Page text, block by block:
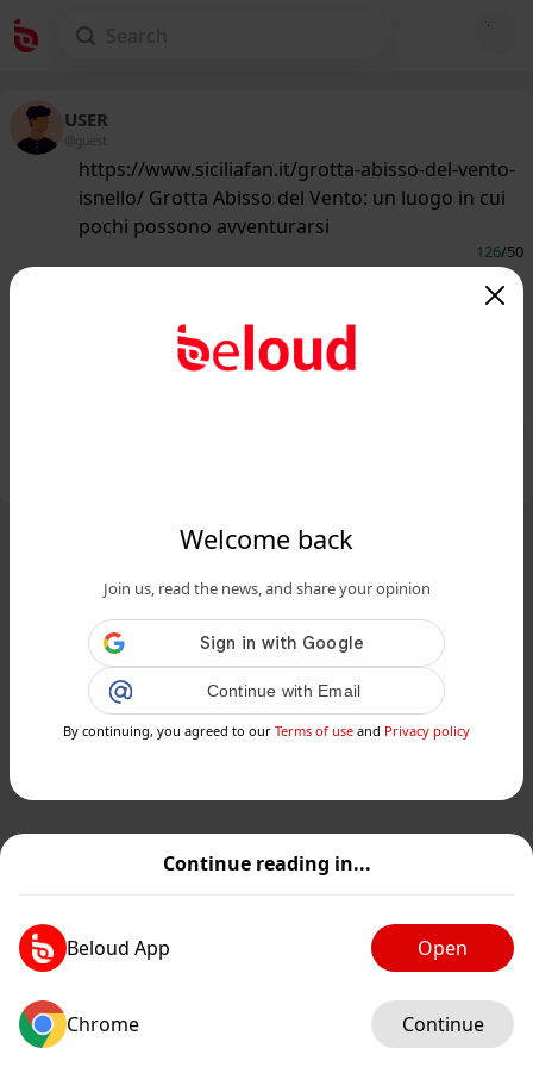
Continue reading in...
Beloud App Open
Chrome Continue
Welcome back
Join us, read the news, and share your opinion
Continue with Email
By continuing, you agreed to our Terms of use and Privacy policy
USER
@guest
https://www.siciliafan.it/grotta-abisso-del-vento-
isnello/ Grotta Abisso del Vento: un luogo in cui
pochi possono avventurarsi
126/50
l'Abisso del Vento è un luogo in cui
pochi possono avventu...